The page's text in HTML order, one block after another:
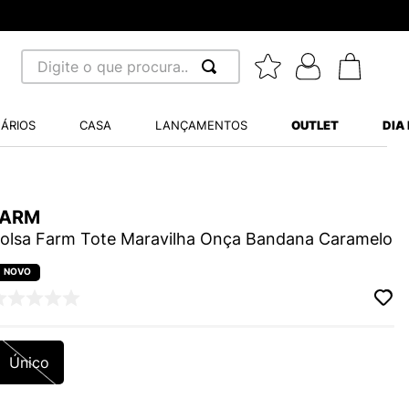
R$ 70,00
Digite o que procura...
CASA LANÇAMENTOS OUTLET DIA
Farm Tote Maravilha Onça Bandana Caramelo
Único
BALANCE 530
WHITE
VANS ULTRARANGE